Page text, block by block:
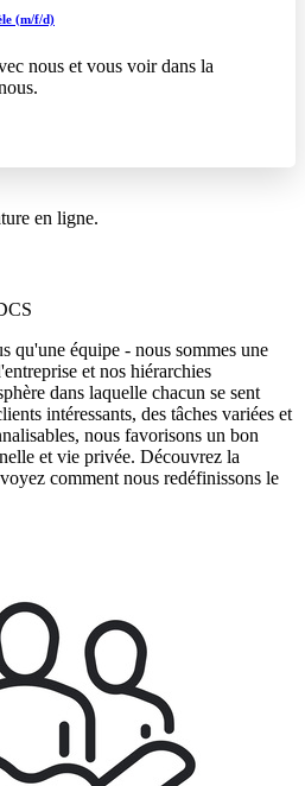
(m/f/d)
nous et vous voir dans la
en ligne.
qu'une équipe - nous sommes une
et nos hiérarchies
dans laquelle chacun se sent
intéressants, des tâches variées et
nous favorisons un bon
et vie privée. Découvrez la
comment nous redéfinissons le